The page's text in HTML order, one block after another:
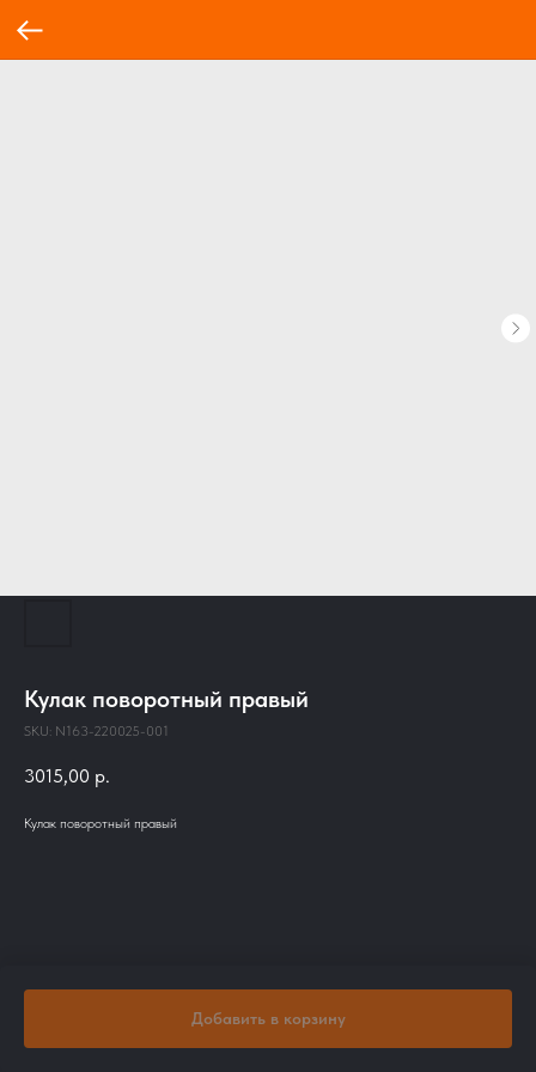
Кулак поворотный правый
SKU: N163-220025-001
3015,00 р.
Добавить в корзину
Кулак поворотный правый